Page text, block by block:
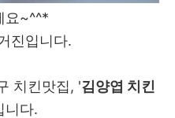
요~^^*
진입니다.
치킨맛집, '김양엽 치킨
니다.